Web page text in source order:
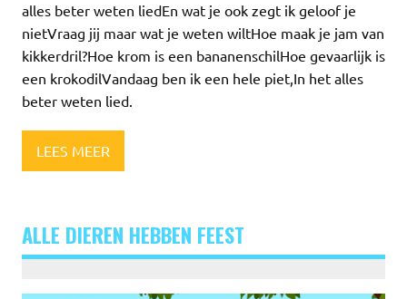
alles beter weten liedEn wat je ook zegt ik geloof je
nietVraag jij maar wat je weten wiltHoe maak je jam van
kikkerdril?Hoe krom is een bananenschilHoe gevaarlijk is
een krokodilVandaag ben ik een hele piet,In het alles
beter weten lied.
LEES MEER
ALLE DIEREN HEBBEN FEEST